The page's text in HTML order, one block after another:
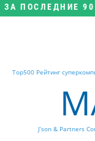
ТВ
ЗА ПОСЛЕДНИЕ
J’son & Partners
Top500 Рейтинг